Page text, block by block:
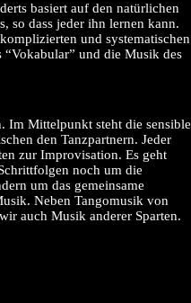
basiert auf den natürlichen
so dass jeder ihn lernen kann.
und systematischen
und die Musik des
Im Mittelpunkt steht die sensible
den Tanzpartnern. Jeder
zur Improvisation. Es geht
noch um die
um das gemeinsame
Neben Tangomusik von
auch Musik anderer Sparten.